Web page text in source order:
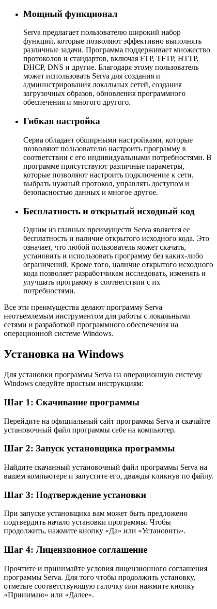
Мощный функционал
Serva предлагает пользователю широкий набор
функций, которые позволяют эффективно выполнять
различные задачи. Программа поддерживает множество
протоколов и стандартов, включая FTP, TFTP, HTTP,
DHCP, DNS и другие. Благодаря этому пользователь
может использовать Serva для создания и
администрирования локальных сетей, создания
загрузочных образов, обновления программного
обеспечения и многого другого.
Гибкая настройка
Серва обладает обширными настройками, которые
позволяют пользователю настроить программу в
соответствии с его индивидуальными потребностями. В
программе присутствуют различные параметры,
которые позволяют настроить подключение к сети,
выбрать нужный протокол, управлять доступом и
безопасностью данных и многое другое.
Бесплатность и открытый исходный код
Одним из главных преимуществ Serva является ее
бесплатность и наличие открытого исходного кода. Это
означает, что любой пользователь может скачать,
установить и использовать программу без каких-либо
ограничений. Кроме того, наличие открытого исходного
кода позволяет разработчикам исследовать, изменять и
улучшать программу в соответствии с их
потребностями.
Все эти преимущества делают программу Serva
неотъемлемым инструментом для работы с локальными
сетями и разработкой программного обеспечения на
операционной системе Windows.
Установка на Windows
Для установки программы Serva на операционную систему
Windows следуйте простым инструкциям:
Шаг 1: Скачивание программы
Перейдите на официальный сайт программы Serva и скачайте
установочный файл программы себе на компьютер.
Шаг 2: Запуск установщика программы
Найдите скачанный установочный файл программы Serva на
вашем компьютере и запустите его, дважды кликнув по файлу.
Шаг 3: Подтверждение установки
При запуске установщика вам может быть предложено
подтвердить начало установки программы. Чтобы
продолжить, нажмите кнопку «Да» или «Установить».
Шаг 4: Лицензионное соглашение
Прочтите и принимайте условия лицензионного соглашения
программы Serva. Для того чтобы продолжить установку,
отметьте соответствующую галочку или нажмите кнопку
«Принимаю» или «Далее».